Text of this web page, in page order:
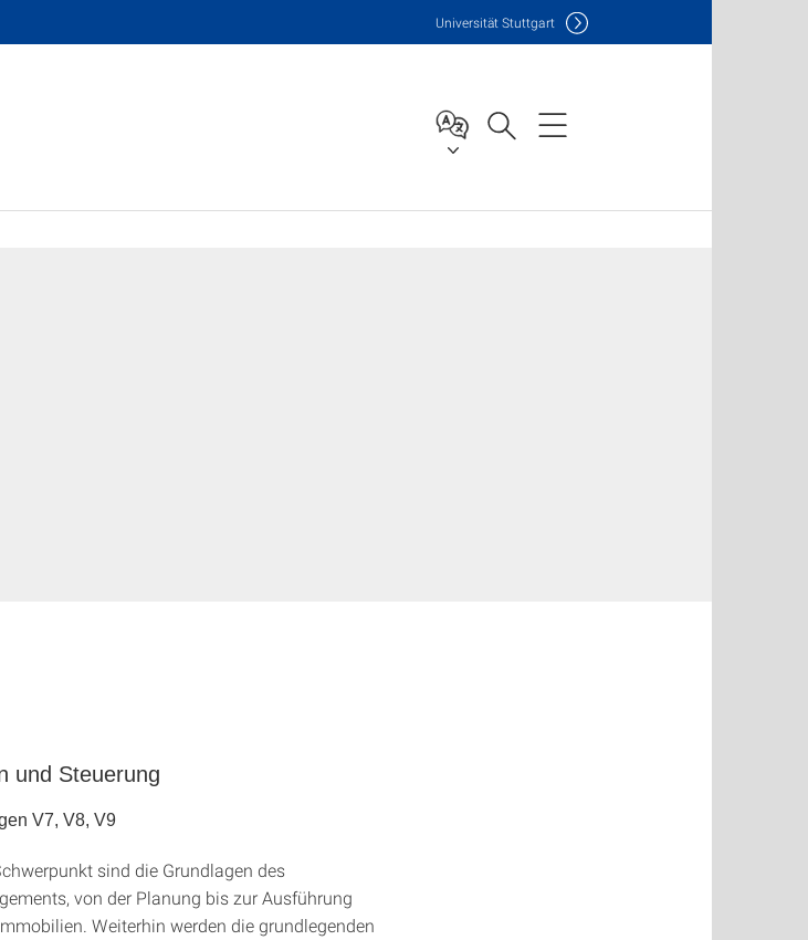
Universität Stuttgart
und Steuerung
V7, V8, V9
sind die Grundlagen des
von der Planung bis zur Ausführung
Weiterhin werden die grundlegenden